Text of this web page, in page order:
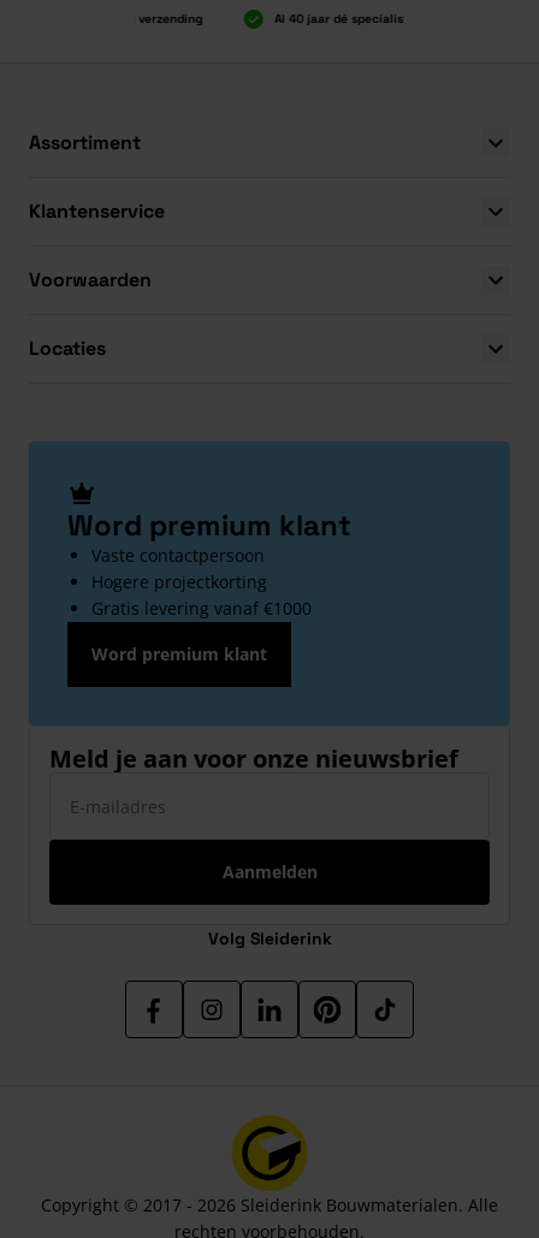
Boven 2.000 gratis verzending Al 40 jaar dé specialist
Assortiment
Klantenservice
Voorwaarden
Locaties
Word premium klant
Vaste contactpersoon
Hogere projectkorting
Gratis levering vanaf €1000
Word premium klant
Meld je aan voor onze nieuwsbrief
Aanmelden
Volg Sleiderink
Copyright © 2017 - 2026 Sleiderink Bouwmaterialen. Alle
rechten voorbehouden.